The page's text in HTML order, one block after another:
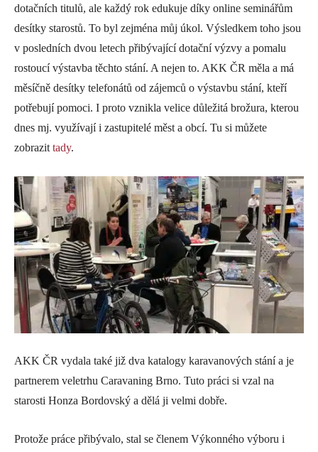
dotačních titulů, ale každý rok edukuje díky online seminářům
desítky starostů. To byl zejména můj úkol. Výsledkem toho jsou
v posledních dvou letech přibývající dotační výzvy a pomalu
rostoucí výstavba těchto stání. A nejen to. AKK ČR měla a má
měsíčně desítky telefonátů od zájemců o výstavbu stání, kteří
potřebují pomoci. I proto vznikla velice důležitá brožura, kterou
dnes mj. využívají i zastupitelé měst a obcí. Tu si můžete
zobrazit tady.
AKK ČR vydala také již dva katalogy karavanových stání a je
partnerem veletrhu Caravaning Brno. Tuto práci si vzal na
starosti Honza Bordovský a dělá ji velmi dobře.
Protože práce přibývalo, stal se členem Výkonného výboru i